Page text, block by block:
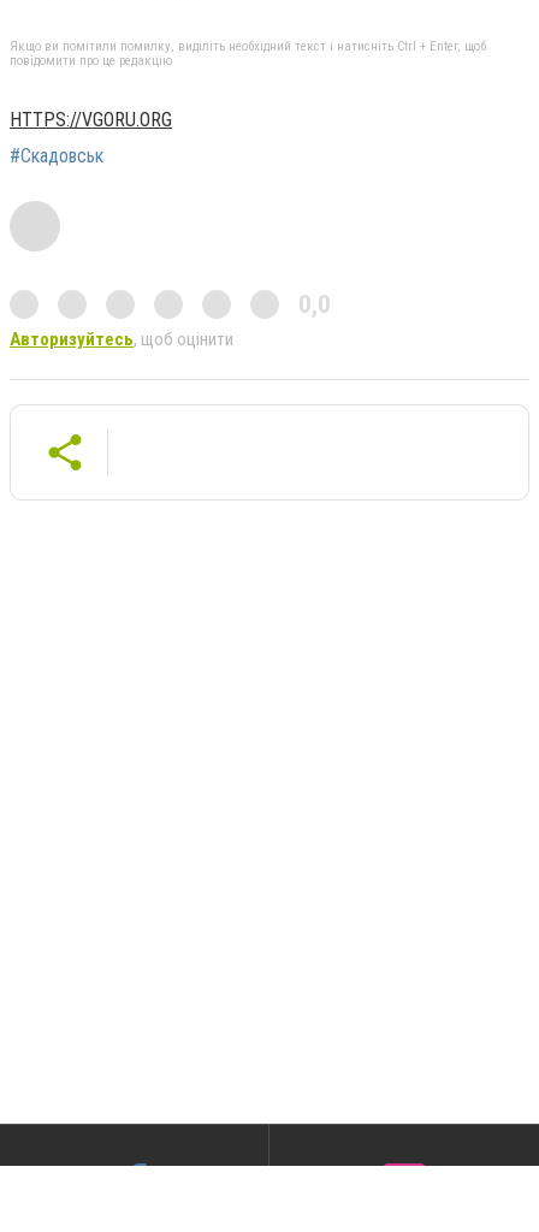
Якщо ви помітили помилку, виділіть необхідний текст і натисніть Ctrl + Enter, щоб
повідомити про це редакцію
HTTPS://VGORU.ORG
#Скадовськ
0,0
Авторизуйтесь, щоб оцінити